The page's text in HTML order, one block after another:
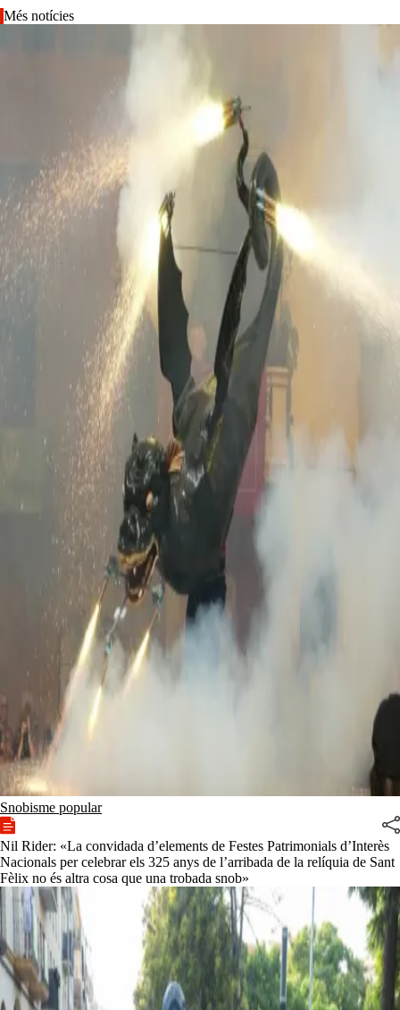
Més notícies
Snobisme popular
Nil Rider: «La convidada d’elements de Festes Patrimonials d’Interès
Nacionals per celebrar els 325 anys de l’arribada de la relíquia de Sant
Fèlix no és altra cosa que una trobada snob»